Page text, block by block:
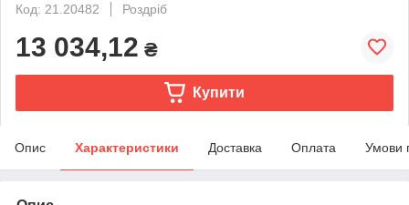
Код: 21.20482
Роздріб
13 034,12 ₴
Купити
Опис Характеристики Доставка Оплата Умови